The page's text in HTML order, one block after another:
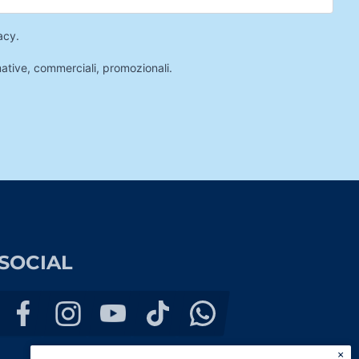
.
commerciali, promozionali.
×